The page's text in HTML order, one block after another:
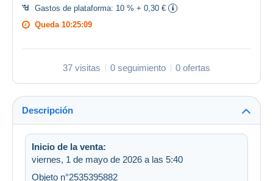
Gastos de plataforma: 10 % + 0,30 €
Queda 10:25:09
37 visitas 0 seguimiento 0 ofertas
Descripción
Inicio de la venta:
viernes, 1 de mayo de 2026 a las 5:40
Objeto n°2535395882